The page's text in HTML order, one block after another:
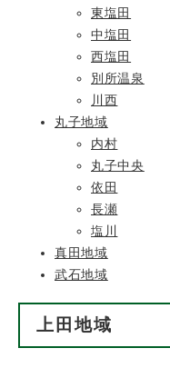
東塩田
中塩田
西塩田
別所温泉
川西
丸子地域
内村
丸子中央
依田
長瀬
塩川
真田地域
武石地域
上田地域